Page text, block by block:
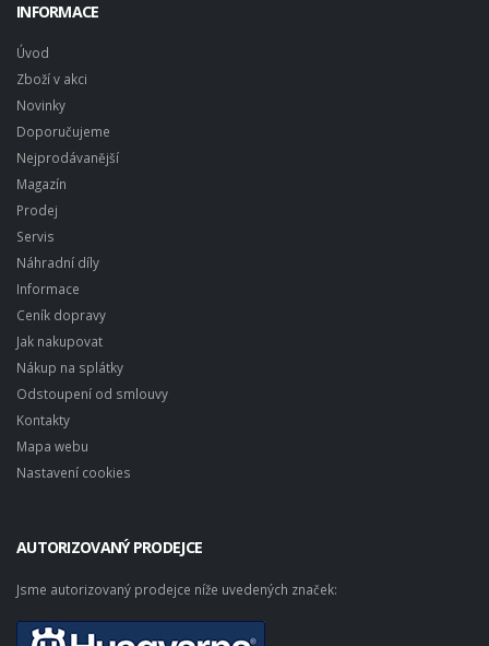
INFORMACE
Úvod
Zboží v akci
Novinky
Doporučujeme
Nejprodávanější
Magazín
Prodej
Servis
Náhradní díly
Informace
Ceník dopravy
Jak nakupovat
Nákup na splátky
Odstoupení od smlouvy
Kontakty
Mapa webu
Nastavení cookies
AUTORIZOVANÝ PRODEJCE
Jsme autorizovaný prodejce níže uvedených značek: